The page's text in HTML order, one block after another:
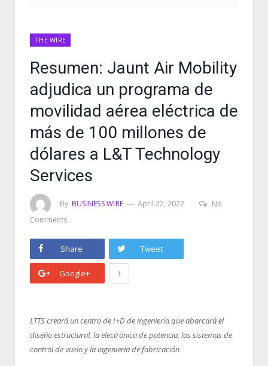
THE WIRE
Resumen: Jaunt Air Mobility
adjudica un programa de
movilidad aérea eléctrica de
más de 100 millones de
dólares a L&T Technology
Services
By BUSINESS WIRE April 22, 2022
No
Comments
Share Tweet
Google+ +
LTTS creará un centro de I+D de ingeniería que abarcará el
diseño estructural, la electrónica de potencia, los sistemas de
control de vuelo y la ingeniería de fabricación